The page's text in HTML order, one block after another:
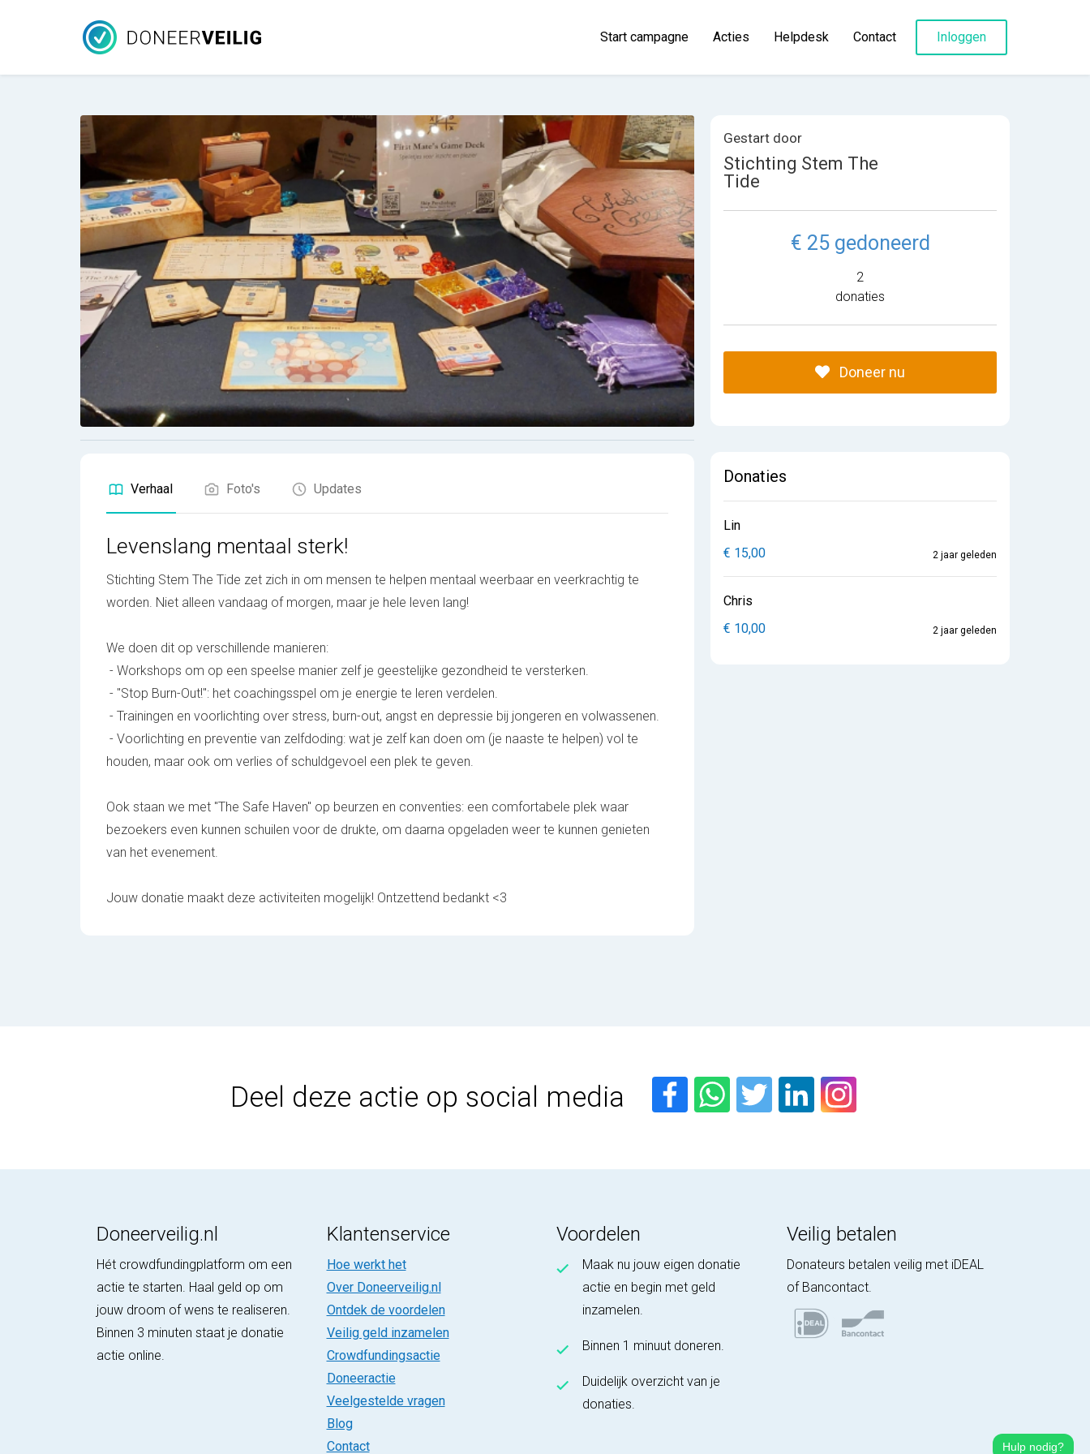
Start campagne Acties Helpdesk Contact Inloggen
Verhaal Foto's Updates
Levenslang mentaal sterk!
Stichting Stem The Tide zet zich in om mensen te helpen mentaal weerbaar en veerkrachtig te
worden. Niet alleen vandaag of morgen, maar je hele leven lang!
We doen dit op verschillende manieren:
- Workshops om op een speelse manier zelf je geestelijke gezondheid te versterken.
- "Stop Burn-Out!": het coachingsspel om je energie te leren verdelen.
- Trainingen en voorlichting over stress, burn-out, angst en depressie bij jongeren en volwassenen.
- Voorlichting en preventie van zelfdoding: wat je zelf kan doen om (je naaste te helpen) vol te
houden, maar ook om verlies of schuldgevoel een plek te geven.
Ook staan we met "The Safe Haven" op beurzen en conventies: een comfortabele plek waar
bezoekers even kunnen schuilen voor de drukte, om daarna opgeladen weer te kunnen genieten
van het evenement.
Jouw donatie maakt deze activiteiten mogelijk! Ontzettend bedankt <3
Gestart door
Stichting Stem The
Tide
€ 25 gedoneerd
2
donaties
Doneer nu
Donaties
Lin
€ 15,00
2 jaar geleden
Chris
€ 10,00
2 jaar geleden
Deel deze actie op social media
Doneerveilig.nl
Hét crowdfundingplatform om een
actie te starten. Haal geld op om
jouw droom of wens te realiseren.
Binnen 3 minuten staat je donatie
actie online.
Klantenservice
Hoe werkt het
Over Doneerveilig.nl
Ontdek de voordelen
Veilig geld inzamelen
Crowdfundingsactie
Doneeractie
Veelgestelde vragen
Blog
Contact
Voordelen
Maak nu jouw eigen donatie
actie en begin met geld
inzamelen.
Binnen 1 minuut doneren.
Duidelijk overzicht van je
donaties.
Veilig betalen
Donateurs betalen veilig met iDEAL
of Bancontact.
Hulp nodig?